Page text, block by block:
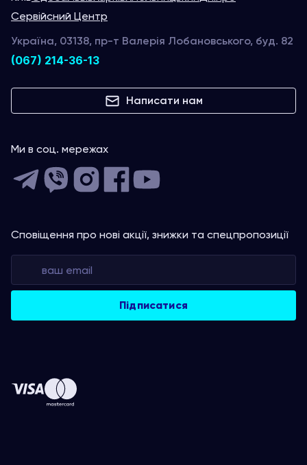
Сервійсний Центр
Україна, 03138, пр-т Валерія Лобановського, буд. 82
(067) 214-36-13
Написати нам
Ми в соц. мережах
Сповіщення про нові акції, знижки та спецпропозиції